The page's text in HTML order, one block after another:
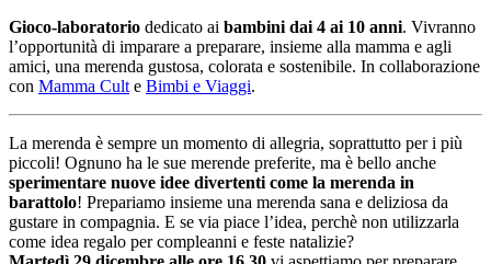
Gioco-laboratorio dedicato ai bambini dai 4 ai 10 anni. Vivranno
l’opportunità di imparare a preparare, insieme alla mamma e agli
amici, una merenda gustosa, colorata e sostenibile. In collaborazione
con Mamma Cult e Bimbi e Viaggi.
La merenda è sempre un momento di allegria, soprattutto per i più
piccoli! Ognuno ha le sue merende preferite, ma è bello anche
sperimentare nuove idee divertenti come la merenda in
barattolo! Prepariamo insieme una merenda sana e deliziosa da
gustare in compagnia. E se via piace l’idea, perchè non utilizzarla
come idea regalo per compleanni e feste natalizie?